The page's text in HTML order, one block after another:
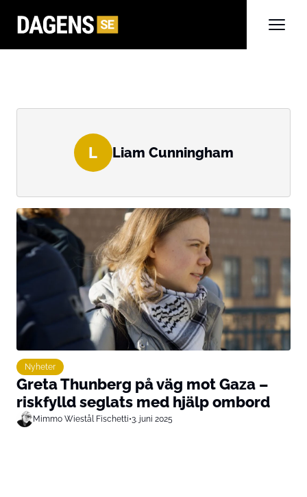
L Liam Cunningham
Nyheter
Greta Thunberg på väg mot Gaza –
riskfylld seglats med hjälp ombord
Mimmo Wiestål Fischetti•3. juni 2025